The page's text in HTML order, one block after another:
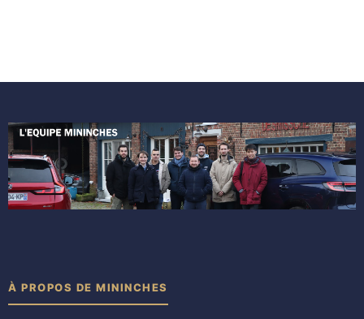
À PROPOS DE MININCHES